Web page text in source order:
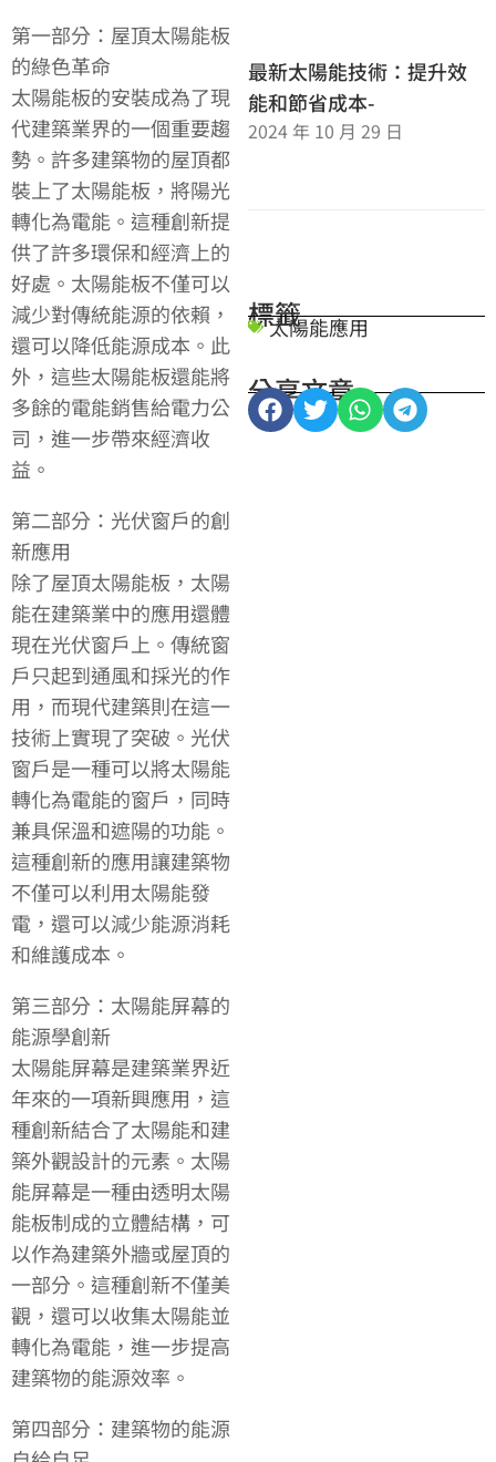
第一部分：屋頂太陽能板
的綠色革命
太陽能板的安裝成為了現
代建築業界的一個重要趨
勢。許多建築物的屋頂都
裝上了太陽能板，將陽光
轉化為電能。這種創新提
供了許多環保和經濟上的
好處。太陽能板不僅可以
減少對傳統能源的依賴，
還可以降低能源成本。此
外，這些太陽能板還能將
多餘的電能銷售給電力公
司，進一步帶來經濟收
益。
第二部分：光伏窗戶的創
新應用
除了屋頂太陽能板，太陽
能在建築業中的應用還體
現在光伏窗戶上。傳統窗
戶只起到通風和採光的作
用，而現代建築則在這一
技術上實現了突破。光伏
窗戶是一種可以將太陽能
轉化為電能的窗戶，同時
兼具保溫和遮陽的功能。
這種創新的應用讓建築物
不僅可以利用太陽能發
電，還可以減少能源消耗
和維護成本。
第三部分：太陽能屏幕的
能源學創新
太陽能屏幕是建築業界近
年來的一項新興應用，這
種創新結合了太陽能和建
築外觀設計的元素。太陽
能屏幕是一種由透明太陽
能板制成的立體結構，可
以作為建築外牆或屋頂的
一部分。這種創新不僅美
觀，還可以收集太陽能並
轉化為電能，進一步提高
建築物的能源效率。
第四部分：建築物的能源
最新太陽能技術：提升效
能和節省成本-
2024 年 10 月 29 日
標籤
太陽能應用
分享文章